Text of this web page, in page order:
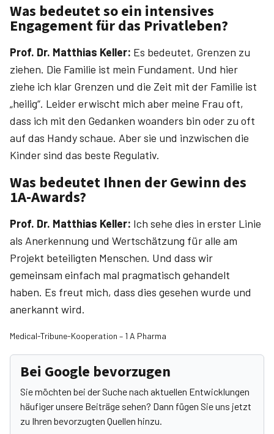
Was bedeutet so ein intensives
Engagement für das Privatleben?
Prof. Dr. ­Matthias ­Keller: Es bedeutet, Grenzen zu
ziehen. Die Familie ist mein Fundament. Und hier
ziehe ich klar Grenzen und die Zeit mit der Familie ist
„heilig“. Leider erwischt mich aber meine Frau oft,
dass ich mit den Gedanken woanders bin oder zu oft
auf das Handy schaue. Aber sie und inzwischen die
Kinder sind das beste Regulativ.
Was bedeutet Ihnen der Gewinn des
1A-Awards?
Prof. Dr. ­Matthias ­Keller: Ich sehe dies in erster Linie
als Anerkennung und Wertschätzung für alle am
Projekt beteiligten Menschen. Und dass wir
gemeinsam einfach mal pragmatisch gehandelt
haben. Es freut mich, dass dies gesehen wurde und
anerkannt wird.
Medical-Tribune-Kooperation – 1 A Pharma
Bei Google bevorzugen
Sie möchten bei der Suche nach aktuellen Entwicklungen
häufiger unsere Beiträge sehen? Dann fügen Sie uns jetzt
zu Ihren bevorzugten Quellen hinzu.